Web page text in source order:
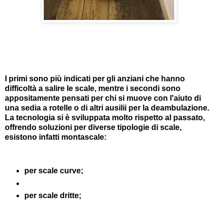
I primi sono più indicati per gli anziani che hanno
difficoltà a salire le scale, mentre i secondi sono
appositamente pensati per chi si muove con l'aiuto di
una sedia a rotelle o di altri ausilii per la deambulazione.
La tecnologia si è sviluppata molto rispetto al passato,
offrendo soluzioni per diverse tipologie di scale,
esistono infatti montascale:
per scale curve;
per scale dritte;